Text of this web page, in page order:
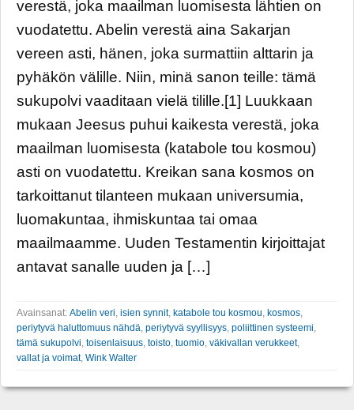
verestä, joka maailman luomisesta lähtien on
vuodatettu. Abelin verestä aina Sakarjan
vereen asti, hänen, joka surmattiin alttarin ja
pyhäkön välille. Niin, minä sanon teille: tämä
sukupolvi vaaditaan vielä tilille.[1] Luukkaan
mukaan Jeesus puhui kaikesta verestä, joka
maailman luomisesta (katabole tou kosmou)
asti on vuodatettu. Kreikan sana kosmos on
tarkoittanut tilanteen mukaan universumia,
luomakuntaa, ihmiskuntaa tai omaa
maailmaamme. Uuden Testamentin kirjoittajat
antavat sanalle uuden ja […]
Avainsanat: Abelin veri, isien synnit, katabole tou kosmou, kosmos,
periytyvä haluttomuus nähdä, periytyvä syyllisyys, poliittinen systeemi,
tämä sukupolvi, toisenlaisuus, toisto, tuomio, väkivallan verukkeet,
vallat ja voimat, Wink Walter